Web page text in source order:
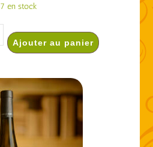
7 en stock
Ajouter au panier